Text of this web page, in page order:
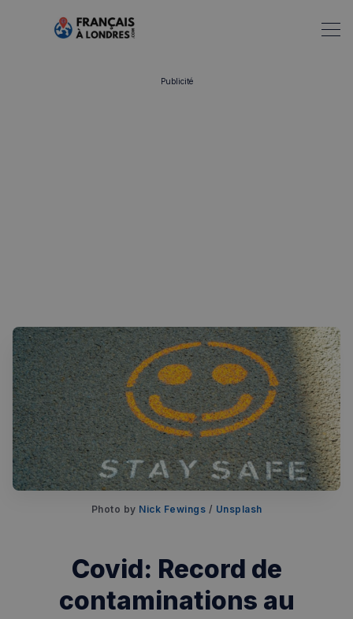
Recherche ✨Chatbot IA
Rechercher dans Français à Londres - Magazine
RECHERCHES POPULAIRES
Visites guidées
Événements à venir
Publicité
Photo by Nick Fewings / Unsplash
Covid: Record de
contaminations au